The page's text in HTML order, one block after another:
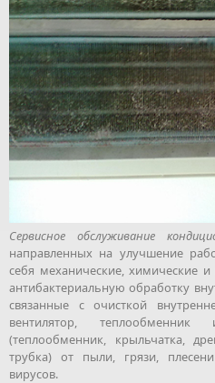
Сервисное обслуживание
направленных на улучшение
себя механические, химические
антибактериальную обработку
связанные с очисткой
вентилятор,
(теплообменник, крыльчатка,
трубка) от пыли, грязи,
вирусов.